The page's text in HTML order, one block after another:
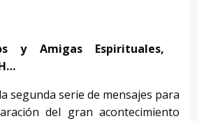
y Amigas Espirituales,
segunda serie de mensajes para
del gran acontecimiento